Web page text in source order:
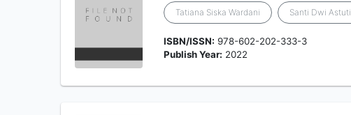
Tatiana Siska Wardani Santi Dwi Astuti
ISBN/ISSN: 978-602-202-333-3
Publish Year: 2022